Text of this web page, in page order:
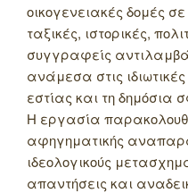
οικογενειακές δομές
ταξικές, ιστορικές,
συγγραφείς
ανάμεσα στις
εστίας και τη δημόσια
Η εργασία
αφηγηματικής
ιδεολογικούς
απαντήσεις και